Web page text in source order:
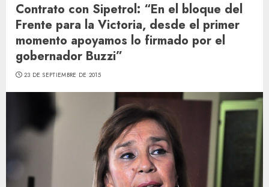
Contrato con Sipetrol: “En el bloque del
Frente para la Victoria, desde el primer
momento apoyamos lo firmado por el
gobernador Buzzi”
23 DE SEPTIEMBRE DE 2015